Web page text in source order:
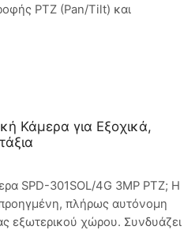
PTZ (Pan/Tilt) και
Κάμερα για Εξοχικά,
SPD-301SOL/4G 3MP PTZ; Η
προηγμένη, πλήρως αυτόνομη
εξωτερικού χώρου. Συνδυάζει